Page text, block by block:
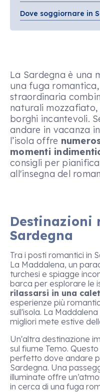
Dove soggiornare in
La Sardegna è una
una fuga
straordinaria
naturali mozzafiato,
borghi incantevoli.
andare in vacanza
l’isola offre
momenti
consigli per
all'insegna del
Destinazioni
Sardegna
Tra i posti romantici in
La Maddalena, un
turchesi e spiagge
barca per esplorare le
rilassarsi in una
esperienze più
sull'isola. La
migliori mete estive
Un'altra destinazione
sul fiume Temo. Questo
perfetto dove andare
Sardegna. Una
illuminate offre
in cerca di una fuga